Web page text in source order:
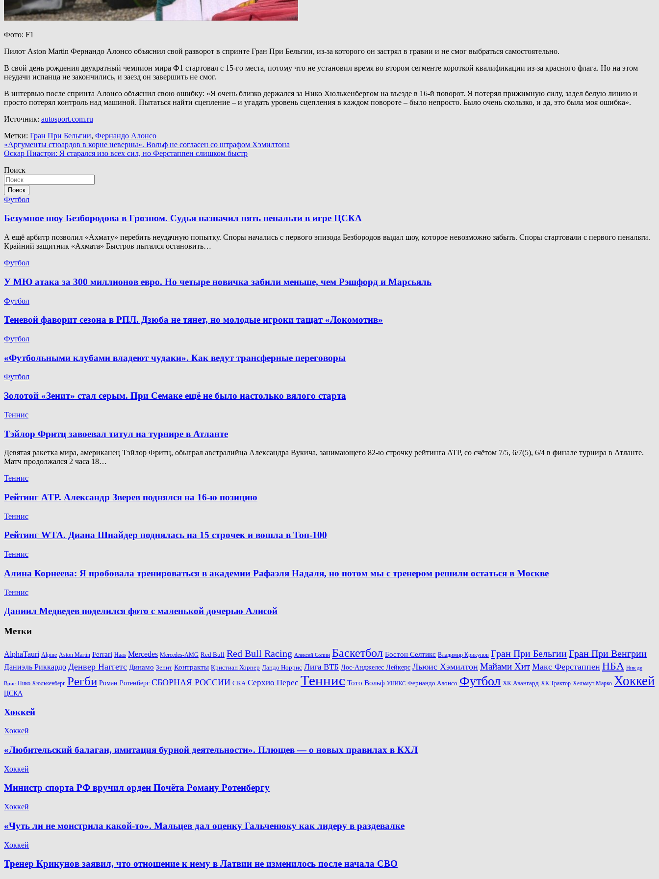
Фото: F1
Пилот Aston Martin Фернандо Алонсо объяснил свой разворот в спринте Гран При Бельгии, из-за которого он застрял в гравии и не смог выбраться самостоятельно.
В свой день рождения двукратный чемпион мира Ф1 стартовал с 15-го места, потому что не установил время во втором сегменте короткой квалификации из-за красного флага. Но на этом
неудачи испанца не закончились, и заезд он завершить не смог.
В интервью после спринта Алонсо объяснил свою ошибку: «Я очень близко держался за Нико Хюлькенбергом на въезде в 16-й поворот. Я потерял прижимную силу, задел белую линию и
просто потерял контроль над машиной. Пытаться найти сцепление – и угадать уровень сцепления в каждом повороте – было непросто. Было очень скользко, и да, это была моя ошибка».
Источник: autosport.com.ru
Метки: Гран При Бельгии, Фернандо Алонсо
Навигация
по
записям
«Аргументы стюардов в корне неверны». Вольф не согласен со штрафом Хэмилтона
Оскар Пиастри: Я старался изо всех сил, но Ферстаппен слишком быстр
Поиск
Поиск
Футбол
Безумное шоу Безбородова в Грозном. Судья назначил пять пенальти в игре ЦСКА
А ещё арбитр позволил «Ахмату» перебить неудачную попытку. Споры начались с первого эпизода Безбородов выдал шоу, которое невозможно забыть. Споры стартовали с первого пенальти.
Крайний защитник «Ахмата» Быстров пытался остановить…
Футбол
У МЮ атака за 300 миллионов евро. Но четыре новичка забили меньше, чем Рэшфорд и Марсьяль
Футбол
Теневой фаворит сезона в РПЛ. Дзюба не тянет, но молодые игроки тащат «Локомотив»
Футбол
«Футбольными клубами владеют чудаки». Как ведут трансферные переговоры
Футбол
Золотой «Зенит» стал серым. При Семаке ещё не было настолько вялого старта
Теннис
Тэйлор Фритц завоевал титул на турнире в Атланте
Девятая ракетка мира, американец Тэйлор Фритц, обыграл австралийца Александра Вукича, занимающего 82-ю строчку рейтинга ATP, со счётом 7/5, 6/7(5), 6/4 в финале турнира в Атланте.
Матч продолжался 2 часа 18…
Теннис
Рейтинг ATP. Александр Зверев поднялся на 16-ю позицию
Теннис
Рейтинг WTA. Диана Шнайдер поднялась на 15 строчек и вошла в Топ-100
Теннис
Алина Корнеева: Я пробовала тренироваться в академии Рафаэля Надаля, но потом мы с тренером решили остаться в Москве
Теннис
Даниил Медведев поделился фото с маленькой дочерью Алисой
Метки
AlphaTauri Alpine Aston Martin Ferrari Haas Mercedes Mercedes-AMG Red Bull Red Bull Racing Алексей Сопин Баскетбол Бостон Селтикс Владимир Крикунов Гран При БельгииГран При Венгрии
Даниэль Риккардо Денвер Наггетс Динамо Зенит Контракты Кристиан Хорнер Ландо Норрис Лига ВТБ Лос-Анджелес Лейкерс Льюис Хэмилтон Майами Хит Макс Ферстаппен НБА Ник де
Врис Нико Хюлькенберг Регби Роман Ротенберг СБОРНАЯ РОССИИ СКА Серхио Перес Теннис Тото Вольф УНИКС Фернандо Алонсо Футбол ХК Авангард ХК Трактор Хельмут Марко Хоккей
ЦСКА
Хоккей
Хоккей
«Любительский балаган, имитация бурной деятельности». Плющев — о новых правилах в КХЛ
Хоккей
Министр спорта РФ вручил орден Почёта Роману Ротенбергу
Хоккей
«Чуть ли не монстрила какой-то». Мальцев дал оценку Гальченюку как лидеру в раздевалке
Хоккей
Тренер Крикунов заявил, что отношение к нему в Латвии не изменилось после начала СВО